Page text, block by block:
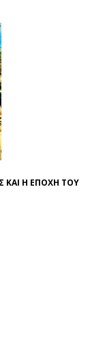
ΚΑΙ Η ΕΠΟΧΗ ΤΟΥ